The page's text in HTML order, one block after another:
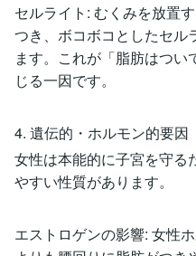
セルライト: むくみを放置
つき、ボコボコとしたセル
ます。これが「脂肪はつ
じる一因です。
4. 遺伝的・ホルモン的要因
女性は本能的に子宮を守る
やすい性質があります。
エストロゲンの影響: 女性